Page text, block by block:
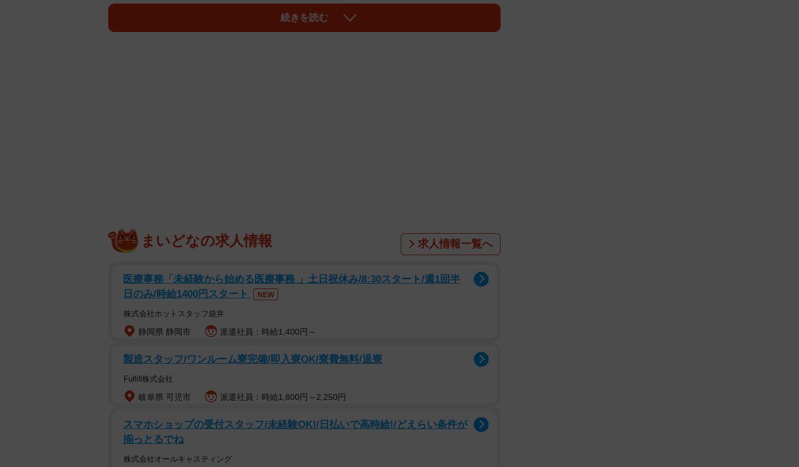
て、猫たちの運命はどうなるのか？
＜以下、雨と雪さんのツイートと合わせて、時系列でご紹介＞
2022年11月24日
博多区内の繁華街にあるゴミ置き場で、後に「まなぶ」という名前をもらうオスの黒猫と、
「まほろ」と名前をもらうオスの茶トラの子猫を発見。
「博多出張中に出会った猫。目が合った瞬間、私にずっとにゃーにゃーと。私には”助けて
っておくことはできなかった」
捕獲器などが手元にないため、地元の猫ボランティアさんに連絡。仕事のため、猫たちに再
続きを読む
まいどなの求人情報 求人情報一覧へ
医療事務「未経験から始める医療事務 」土日祝休み/8:30スタート/週1回半
日のみ/時給1400円スタート
NEW
株式会社ホットスタッフ袋井
静岡県 静岡市 派遣社員：時給1,400円～
製造スタッフ/ワンルーム寮完備/即入寮OK/寮費無料/退寮
Fulfill株式会社
岐阜県 可児市 派遣社員：時給1,800円～2,250円
スマホショップの受付スタッフ/未経験OK!/日払いで高時給!/どえらい条件が
揃っとるでね
株式会社オールキャスティング